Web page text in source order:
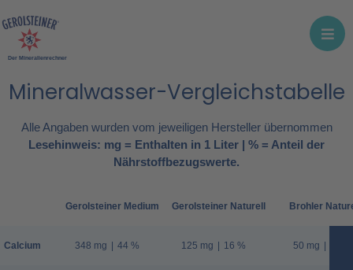
Der Mineralienrechner
Mineralwasser-Vergleichstabelle
Alle Angaben wurden vom jeweiligen Hersteller übernommen
Lesehinweis: mg = Enthalten in 1 Liter | % = Anteil der
Nährstoffbezugswerte.
Calcium
Gerolsteiner Medium
348 mg | 44 %
Gerolsteiner Naturell
125 mg | 16 %
Brohler
50 mg |